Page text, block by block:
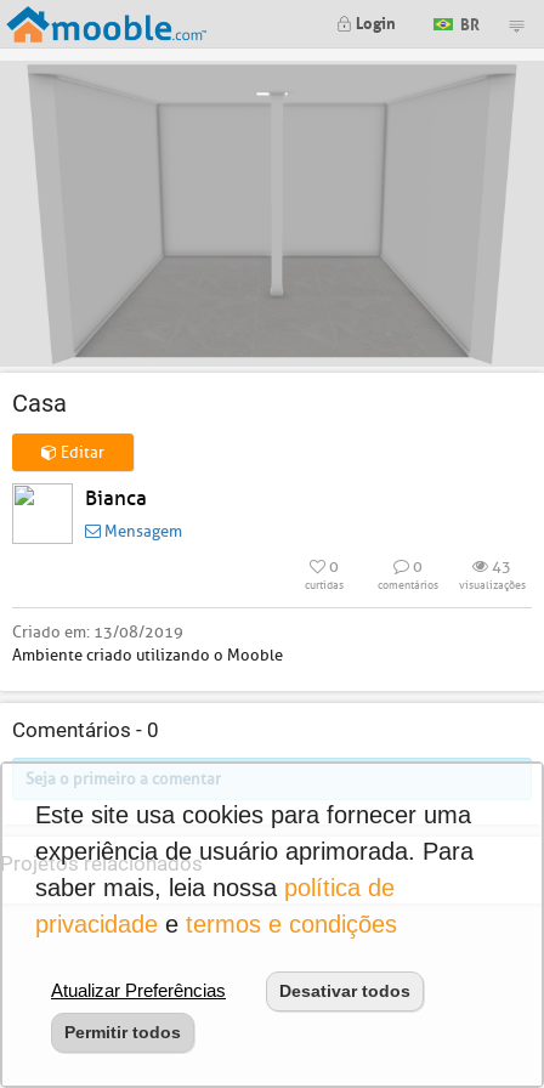
Login BR
Casa
Editar
Bianca
Mensagem
0
curtidas
0
comentários
43
visualizações
Criado em: 13/08/2019
Ambiente criado utilizando o Mooble
Comentários - 0
Seja o primeiro a comentar
Projetos relacionados
Este site usa cookies para fornecer uma
experiência de usuário aprimorada. Para
saber mais, leia nossa política de
privacidadee termos e condições
Atualizar Preferências Desativar todos
Permitir todos